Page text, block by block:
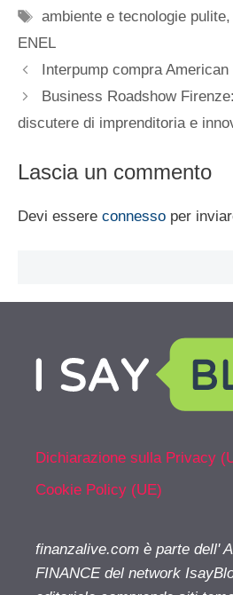
Tag
ambiente e tecnologie pulite
ENEL
Interpump compra
Business Roadshow
discutere di imprenditoria e
Lascia un commento
Devi essere connesso per
Dichiarazione sulla Privacy
Cookie Policy (UE)
finanzalive.com è parte dell'
FINANCE del network